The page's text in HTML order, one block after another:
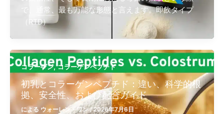
で、通常、最も万能な形態と言えます。即飲タイプ
（RTD）
コラーゲン,コラーゲンペプチド
初乳とコラーゲンペプチド：違い、科学的根
拠、安全性、および配合ガイド
による ウォーレン・ワン/2026年7月6日